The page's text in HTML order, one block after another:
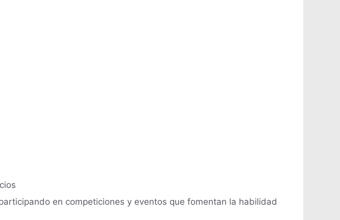
en competiciones y eventos que fomentan la habilidad